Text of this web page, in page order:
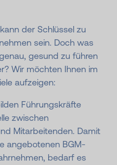
der Schlüssel zu
sein. Doch was
gesund zu führen
Wir möchten Ihnen im
aufzeigen:
Führungskräfte
zwischen
Mitarbeitenden. Damit
angebotenen BGM-
bedarf es